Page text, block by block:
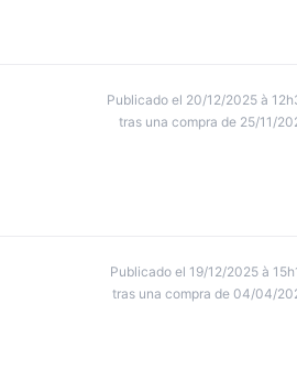
Publicado el 20/12/2025 à
tras una compra de 25/11/
Publicado el 19/12/2025 à
tras una compra de 04/04/